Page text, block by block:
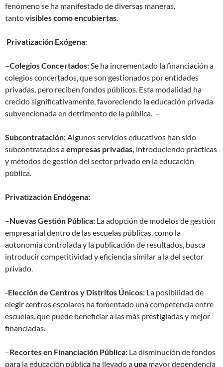
fenómeno se ha manifestado de diversas maneras,
tantovisibles como encubiertas.
Privatización Exógena:
–Colegios Concertados: Se ha incrementado la financiación a
colegios concertados, que son gestionados por entidades
privadas, pero reciben fondos públicos. Esta modalidad ha
crecido significativamente, favoreciendo la educación privada
subvencionada en detrimento de la pública. –
Subcontratación: Algunos servicios educativos han sido
subcontratados aempresas privadas, introduciendo prácticas
y métodos de gestión del sector privado en la educación
pública.
Privatización Endógena:
–Nuevas Gestión Pública: La adopción de modelos de gestión
empresarial dentro de las escuelas públicas, como la
autonomía controlada y la publicación de resultados, busca
introducir competitividad y eficiencia similar a la del sector
privado.
-Elección de Centros y Distritos Únicos: La posibilidad de
elegir centros escolares ha fomentado una competencia entre
escuelas, que puede beneficiar a las más prestigiadas y mejor
financiadas.
–Recortes en Financiación Pública: La disminución de fondos
para la educación pública ha llevado auna mayor dependencia